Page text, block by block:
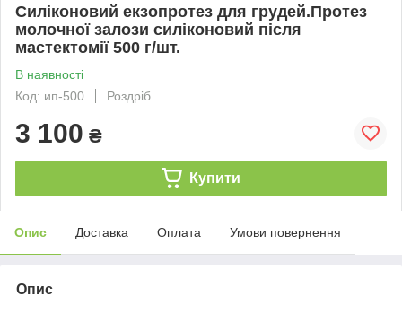
Силіконовий екзопротез для грудей.Протез
молочної залози силіконовий після
мастектомії 500 г/шт.
В наявності
Код: ип-500
Роздріб
3 100 ₴
Купити
Опис Доставка Оплата Умови повернення
Опис